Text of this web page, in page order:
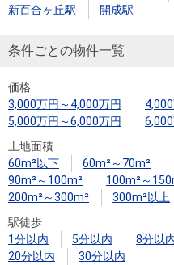
新百合ヶ丘駅
開成駅
条件ごとの物件一覧
価格
3,000万円～4,000万円
5,000万円～6,000万円
土地面積
60m²以下
60m²～70m²
90m²～100m²
100m²～
200m²～300m²
300m²以上
駅徒歩
1分以内
5分以内 8分以
20分以内
30分以内